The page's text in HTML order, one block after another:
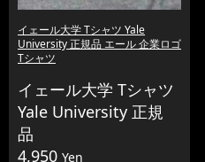
イェール大学 Tシャツ Yale
University 正規品 エール 企業ロゴ
Tシャツ
イェール大学 Tシャツ
Yale University 正規
品
4,950 Yen